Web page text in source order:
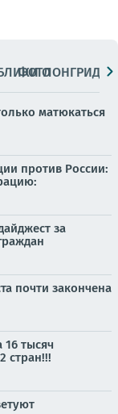
ФОТОЛОНГРИДЫ
матюкаться
против России:
за
почти закончена
тысяч
стран!!!